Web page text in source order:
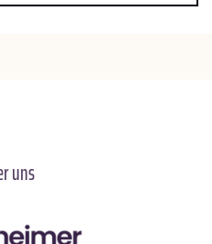
uns